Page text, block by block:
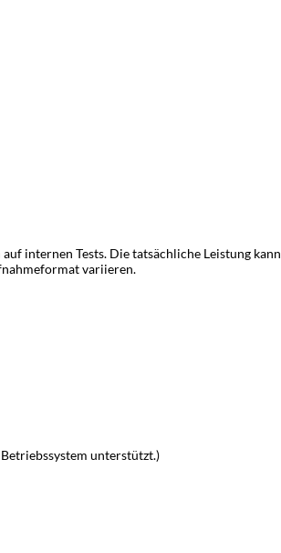
internen Tests. Die tatsächliche Leistung kann
variieren.
unterstützt.)